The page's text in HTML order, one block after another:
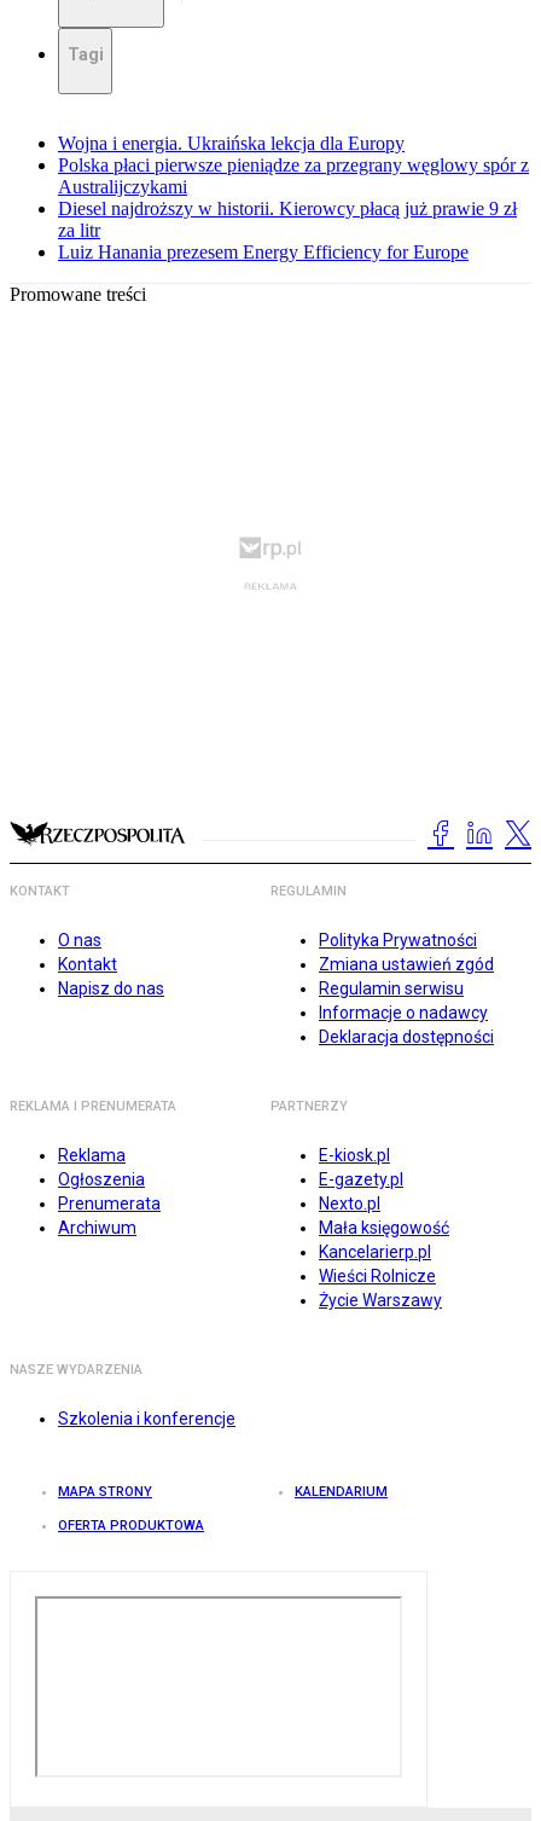
Tagi
Wojna i energia. Ukraińska lekcja dla Europy
Polska płaci pierwsze pieniądze za przegrany węglowy spór z
Australijczykami
Diesel najdroższy w historii. Kierowcy płacą już prawie 9 zł
za litr
Luiz Hanania prezesem Energy Efficiency for Europe
Promowane treści
KONTAKT
O nas
Kontakt
Napisz do nas
REGULAMIN
Polityka Prywatności
Zmiana ustawień zgód
Regulamin serwisu
Informacje o nadawcy
Deklaracja dostępności
REKLAMA I PRENUMERATA
Reklama
Ogłoszenia
Prenumerata
Archiwum
PARTNERZY
E-kiosk.pl
E-gazety.pl
Nexto.pl
Mała księgowość
Kancelarierp.pl
Wieści Rolnicze
Życie Warszawy
NASZE WYDARZENIA
Szkolenia i konferencje
MAPA STRONY KALENDARIUM
OFERTA PRODUKTOWA